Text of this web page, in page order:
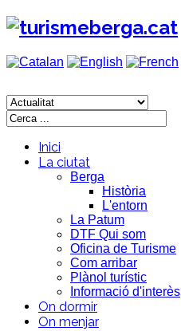
Inici
La ciutat
Berga
Història
L'entorn
La Patum
DTF Qui som
Oficina de Turisme
Com arribar
Plànol turístic
Informació d'interès
On dormir
On menjar